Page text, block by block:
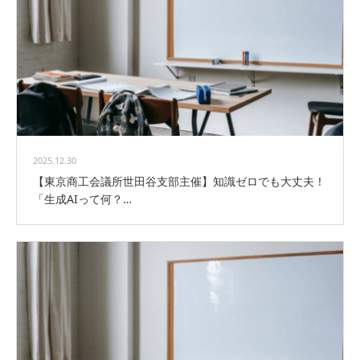
2025.12.30
【東京商工会議所世田谷支部主催】知識ゼロでも大丈夫！
「生成AIって何？…